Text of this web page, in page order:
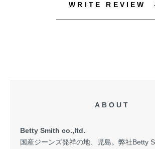
WRITE REVIEW
ABOUT
Betty Smith co.,ltd.
国産ジーンズ発祥の地、児島。弊社Betty